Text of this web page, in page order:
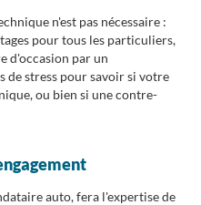
n'est pas nécessaire :
pour tous les particuliers,
d'occasion par un
de stress pour savoir si votre
ou bien si une contre-
auto, fera l'expertise de